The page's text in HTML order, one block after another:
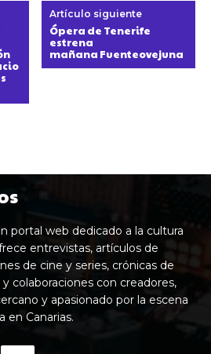
Artículo siguiente
Ópera de Tenerife
estrena
mañana Fuenteovejuna
portal web dedicado a la cultura
entrevistas, artículos de
de cine y series, crónicas de
colaboraciones con creadores,
y apasionado por la escena
en Canarias.